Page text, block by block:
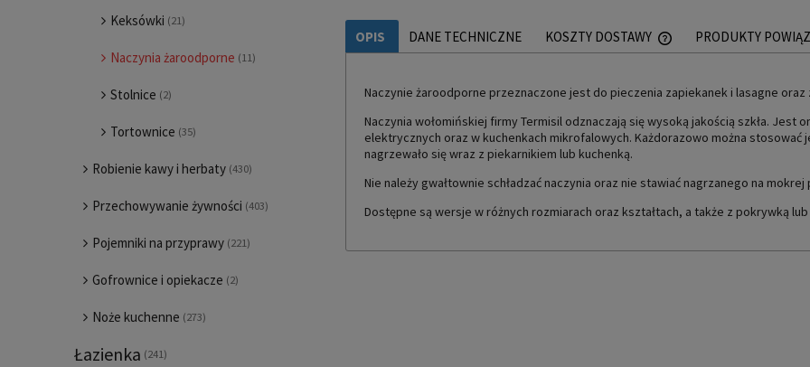
Keksówki (21)
Naczynia żaroodporne (11)
Stolnice (2)
Tortownice (35)
Robienie kawy i herbaty (430)
Przechowywanie żywności (403)
Pojemniki na przyprawy (221)
Gofrownice i opiekacze (2)
Noże kuchenne (273)
Łazienka (241)
OPIS DANE TECHNICZNE KOSZTY DOSTAWY
CENA NIE ZAWIERA
PŁATNOŚCI
PRODUKTY
Naczynie żaroodporne przeznaczone jest do pieczenia zapiekanek i lasagne oraz
Naczynia wołomińskiej firmy Termisil odznaczają się wysoką jakością szkła. Jest
elektrycznych oraz w kuchenkach mikrofalowych. Każdorazowo można
nagrzewało się wraz z piekarnikiem lub kuchenką.
Nie należy gwałtownie schładzać naczynia oraz nie stawiać nagrzanego na
Dostępne są wersje w różnych rozmiarach oraz kształtach, a także z pokrywką